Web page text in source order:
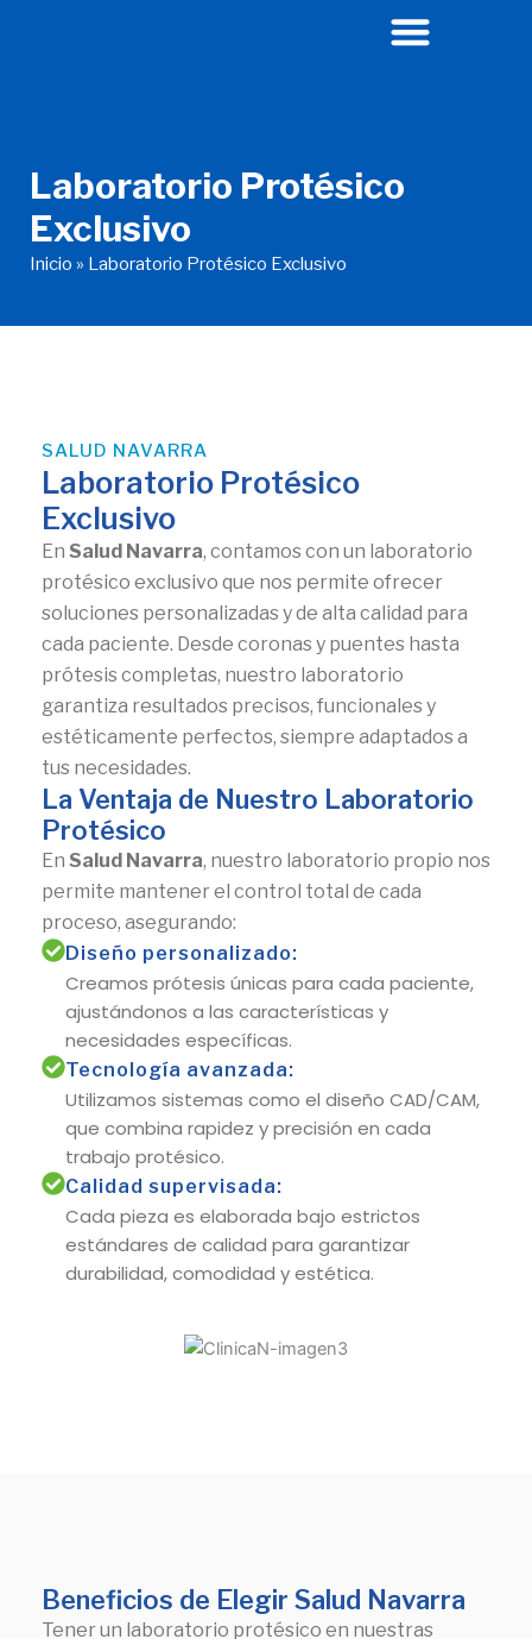
Laboratorio Protésico
Exclusivo
Inicio » Laboratorio Protésico Exclusivo
SALUD NAVARRA
Laboratorio Protésico
Exclusivo
En Salud Navarra, contamos con un laboratorio
protésico exclusivo que nos permite ofrecer
soluciones personalizadas y de alta calidad para
cada paciente. Desde coronas y puentes hasta
prótesis completas, nuestro laboratorio
garantiza resultados precisos, funcionales y
estéticamente perfectos, siempre adaptados a
tus necesidades.
La Ventaja de Nuestro Laboratorio
Protésico
En Salud Navarra, nuestro laboratorio propio nos
permite mantener el control total de cada
proceso, asegurando:
Diseño personalizado:
Creamos prótesis únicas para cada paciente,
ajustándonos a las características y
necesidades específicas.
Tecnología avanzada:
Utilizamos sistemas como el diseño CAD/CAM,
que combina rapidez y precisión en cada
trabajo protésico.
Calidad supervisada:
Cada pieza es elaborada bajo estrictos
estándares de calidad para garantizar
durabilidad, comodidad y estética.
Beneficios de Elegir Salud Navarra
Tener un laboratorio protésico en nuestras